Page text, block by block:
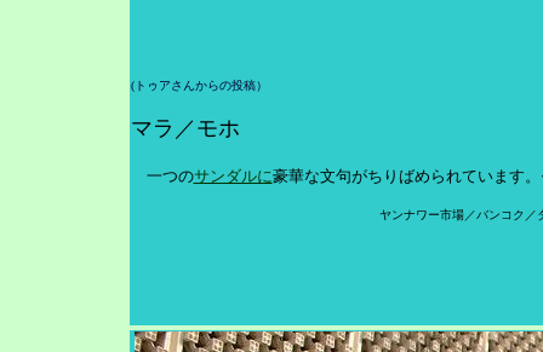
(トゥアさんからの投稿）
マラ／モホ
一つのサンダルに豪華な文句がちりばめられています
ヤンナワー市場／バンコク／